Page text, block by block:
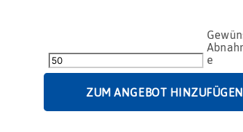
in
Mini
Naschtüte
Menge
ZUM ANGEBOT HINZUFÜGEN